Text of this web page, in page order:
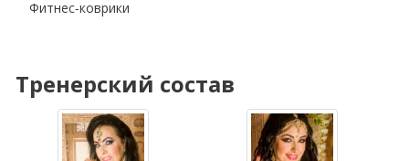
Фитнес-коврики
Тренерский состав